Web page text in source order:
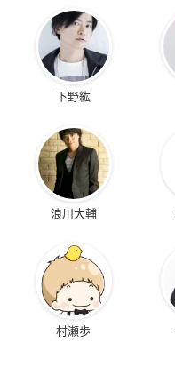
下野紘
浪川大輔
村瀬歩